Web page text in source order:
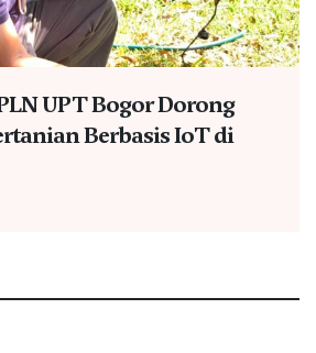
UPT Bogor Dorong
Berbasis IoT di